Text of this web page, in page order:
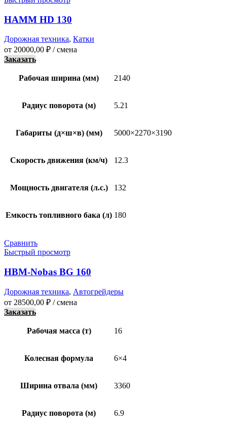
HAMM HD 130
Дорожная техника, Катки
от 20000,00 ₽ / смена
Заказать
Рабочая ширина (мм) 2140
Радиус поворота (м) 5.21
Габариты (д×ш×в) (мм) 5000×2270×3190
Скорость движения (км/ч) 12.3
Мощность двигателя (л.с.) 132
Емкость топливного бака (л) 180
Сравнить
Быстрый просмотр
HBM-Nobas BG 160
Дорожная техника, Автогрейдеры
от 28500,00 ₽ / смена
Заказать
Рабочая масса (т) 16
Колесная формула 6×4
Ширина отвала (мм) 3360
Радиус поворота (м) 6.9